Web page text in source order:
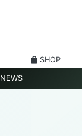
SHOP
NEWS